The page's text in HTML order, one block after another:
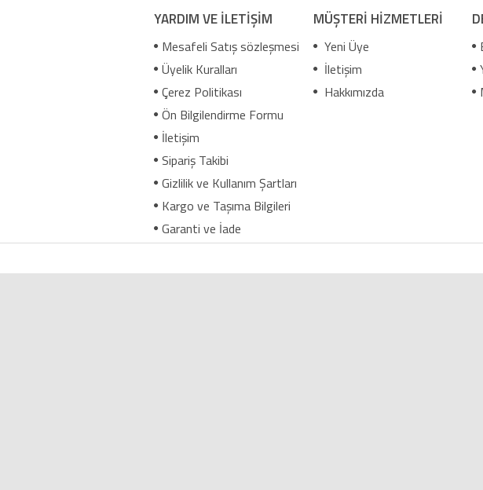
YARDIM VE İLETİŞİM
Mesafeli Satış sözleşmesi
Üyelik Kuralları
Çerez Politikası
Ön Bilgilendirme Formu
İletişim
Sipariş Takibi
Gizlilik ve Kullanım Şartları
Kargo ve Taşıma Bilgileri
Garanti ve İade
MÜŞTERİ HİZMETLERİ
Yeni Üye
İletişim
Hakkımızda